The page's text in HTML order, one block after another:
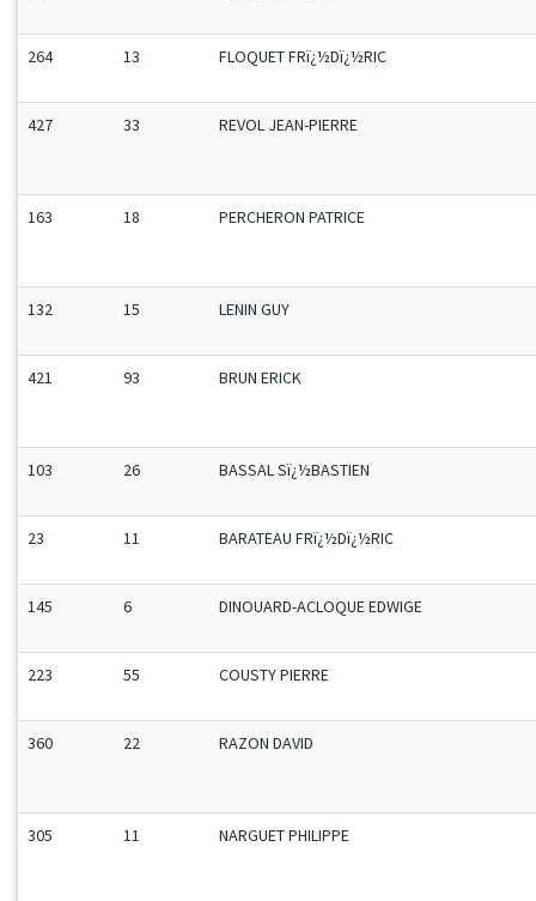
264 13 FLOQUET FRï¿½Dï¿½RIC
427 33 REVOL JEAN-PIERRE
163 18 PERCHERON PATRICE
132 15 LENIN GUY
421 93 BRUN ERICK
103 26 BASSAL Sï¿½BASTIEN
23 11 BARATEAU FRï¿½Dï¿½RIC
145 6 DINOUARD-ACLOQUE EDWIGE
223 55 COUSTY PIERRE
360 22 RAZON DAVID
305 11 NARGUET PHILIPPE